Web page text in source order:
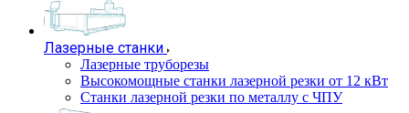
Лазерные станки
Лазерные труборезы
Высокомощные станки лазерной резки от 12 кВт
Станки лазерной резки по металлу с ЧПУ